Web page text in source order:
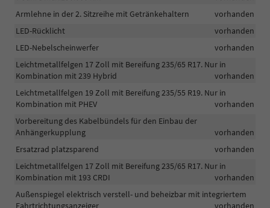
Armlehne in der 2. Sitzreihe mit Getränkehaltern
vorhanden
LED-Rücklicht
vorhanden
LED-Nebelscheinwerfer
vorhanden
Leichtmetallfelgen 17 Zoll mit Bereifung 235/65 R17. Nur in
Kombination mit 239 Hybrid
vorhanden
Leichtmetallfelgen 19 Zoll mit Bereifung 235/55 R19. Nur in
Kombination mit PHEV
vorhanden
Vorbereitung des Kabelbündels für den Einbau der
Anhängerkupplung
vorhanden
Ersatzrad platzsparend
vorhanden
Leichtmetallfelgen 17 Zoll mit Bereifung 235/65 R17. Nur in
Kombination mit 193 CRDI
vorhanden
Außenspiegel elektrisch verstell- und beheizbar mit integriertem
Fahrtrichtungsanzeiger
vorhanden